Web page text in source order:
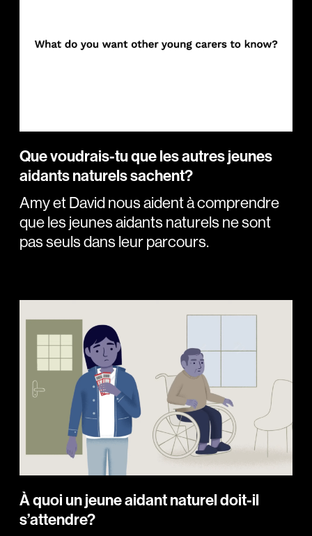
Que voudrais-tu que les autres jeunes
aidants naturels sachent?
Amy et David nous aident à comprendre
que les jeunes aidants naturels ne sont
pas seuls dans leur parcours.
À quoi un jeune aidant naturel doit-il
s’attendre?